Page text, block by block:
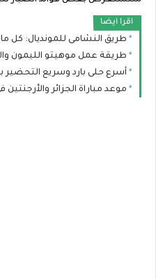
اقرا ايضا
طريق النشامى للمونديال: كل ما تريد
طريقة عمل موهيتو الليمون
أسرع حلى بارد وسريع التحضير بدون فرن
موعد مباراة الجزائر والأرجنتين في كأس العالم 2026